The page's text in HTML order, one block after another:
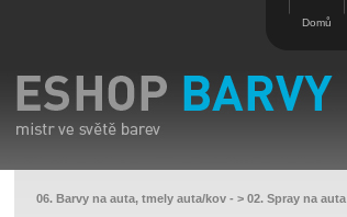
Domů
06. Barvy na auta, tmely auta/kov - > 02. Spray na auta